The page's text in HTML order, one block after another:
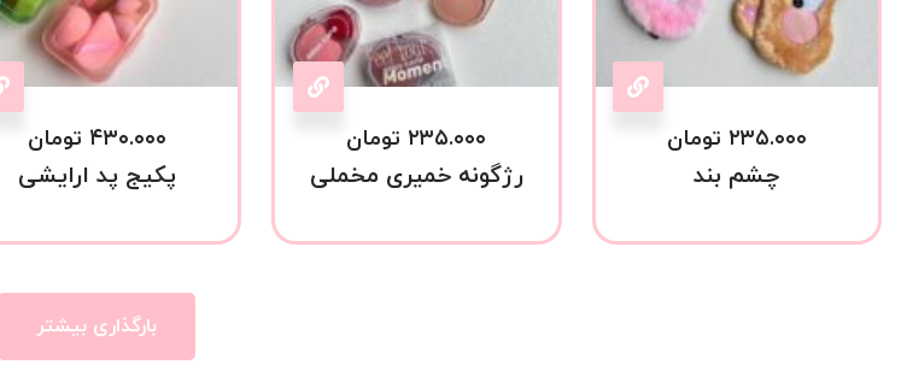
۲۳۵.۰۰۰ تومان
چشم بند
۲۳۵.۰۰۰ تومان
رژگونه خمیری مخملی
۴۳۰.۰۰۰ تومان
پکیج پد ارایشی
بارگذاری بیشتر